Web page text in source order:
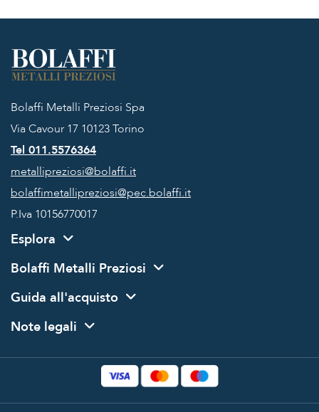
Bolaffi Metalli Preziosi Spa
Via Cavour 17 10123 Torino
Tel 011.5576364
metallipreziosi@bolaffi.it
bolaffimetallipreziosi@pec.bolaffi.it
P.Iva 10156770017
Esplora
Bolaffi Metalli Preziosi
Guida all'acquisto
Note legali